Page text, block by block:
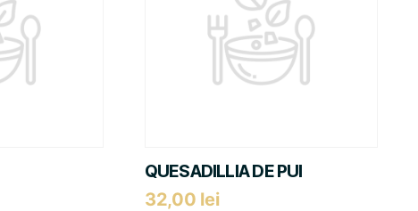
QUESADILLIA DE PUI
32,00 lei